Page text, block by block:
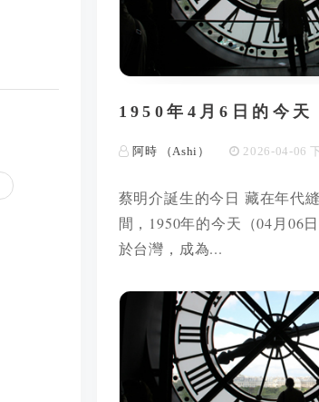
1950年4月6日的今
阿時 （Ashi） 2026-04-06
蔡明介誕生的今日 藏在年代
間，1950年的今天（04月06
於台灣，成為...